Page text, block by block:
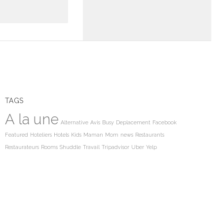
TAGS
A la une Alternative Avis Busy Deplacement Facebook
Featured Hoteliers Hotels Kids Maman Mom news Restaurants
Restaurateurs Rooms Shuddle Travail Tripadvisor Uber Yelp